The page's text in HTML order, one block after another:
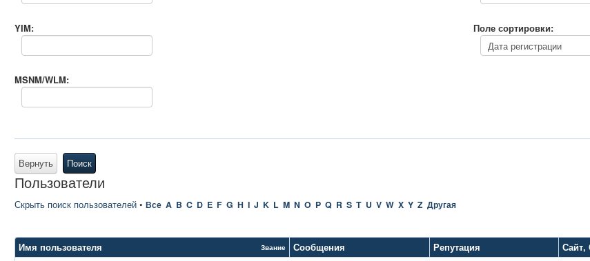
YIM:
MSNM/WLM:
Поле сортировки:
Вернуть Поиск
Пользователи
Скрыть поиск пользователей • Все A B C D E F G H I J K L M N O P Q R S T U V W X Y Z Другая
Имя пользователя
Звание Сообщения Репутация Сайт,